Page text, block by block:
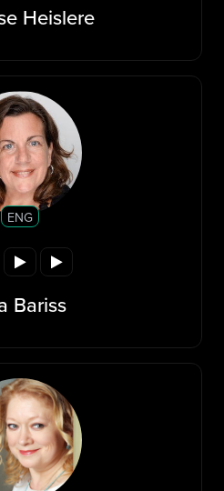
Heislere
ENG
Bariss